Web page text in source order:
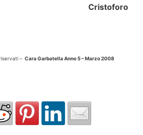
Cristoforo
– Cara Garbatella Anno 5 – Marzo 2008